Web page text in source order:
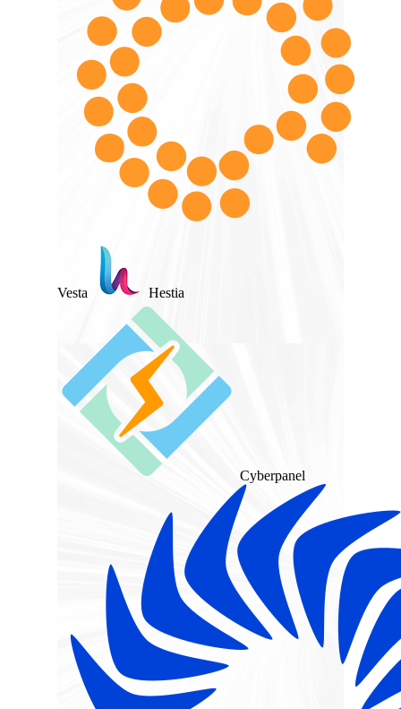
Vesta Hestia
Cyberpanel